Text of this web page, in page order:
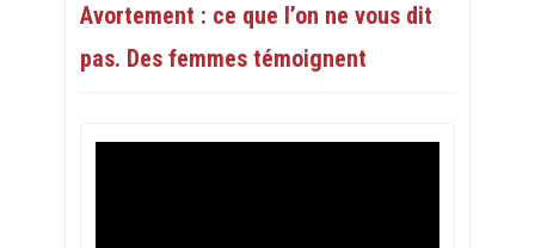
Avortement : ce que l’on ne vous dit
pas. Des femmes témoignent